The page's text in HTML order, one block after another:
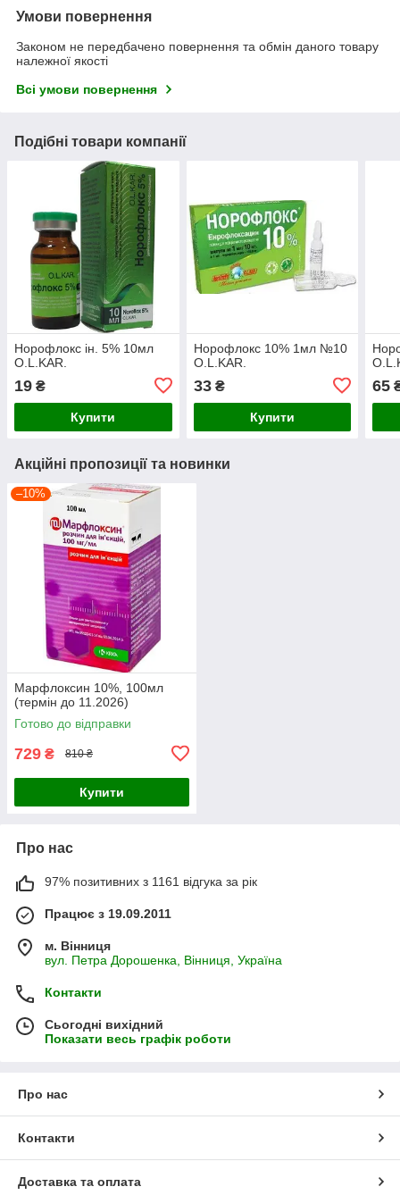
Умови повернення
Законом не передбачено повернення та обмін даного товару
належної якості
Всі умови повернення
Подібні товари компанії
Норофлокс ін. 5% 10мл
O.L.KAR.
19 ₴
Купити
Норофлокс 10% 1мл №10
O.L.KAR.
33₴
Купити
65
Акційні пропозиції та новинки
–10%
Марфлоксин 10%, 100мл
(термін до 11.2026)
Готово до відправки
729 ₴ 810 ₴
Купити
Про нас
97% позитивних з 1161 відгука за рік
Працює з 19.09.2011
м. Вінниця
вул. Петра Дорошенка, Вінниця, Україна
Контакти
Сьогодні вихідний
Показати весь графік роботи
Про нас
Контакти
Доставка та оплата